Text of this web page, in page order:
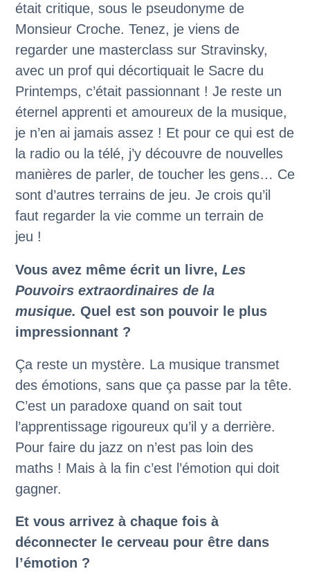
était critique, sous le pseudonyme de
Monsieur Croche. Tenez, je viens de
regarder une masterclass sur Stravinsky,
avec un prof qui décortiquait le Sacre du
Printemps, c’était passionnant ! Je reste un
éternel apprenti et amoureux de la musique,
je n’en ai jamais assez ! Et pour ce qui est de
la radio ou la télé, j’y découvre de nouvelles
manières de parler, de toucher les gens… Ce
sont d’autres terrains de jeu. Je crois qu’il
faut regarder la vie comme un terrain de
jeu !
Vous avez même écrit un livre, Les
Pouvoirs extraordinaires de la
musique. Quel est son pouvoir le plus
impressionnant ?
Ça reste un mystère. La musique transmet
des émotions, sans que ça passe par la tête.
C’est un paradoxe quand on sait tout
l’apprentissage rigoureux qu’il y a derrière.
Pour faire du jazz on n’est pas loin des
maths ! Mais à la fin c’est l’émotion qui doit
gagner.
Et vous arrivez à chaque fois à
déconnecter le cerveau pour être dans
l’émotion ?